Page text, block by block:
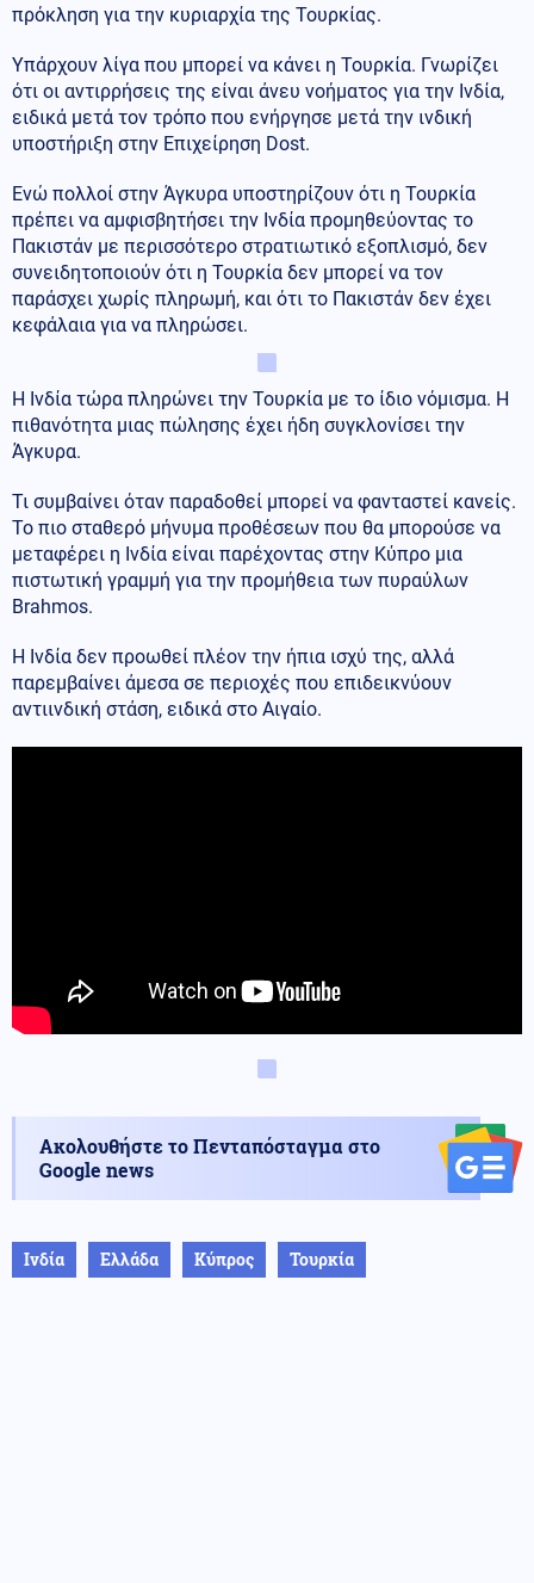
πρόκληση για την κυριαρχία της Τουρκίας.
Υπάρχουν λίγα που μπορεί να κάνει η Τουρκία. Γνωρίζει
ότι οι αντιρρήσεις της είναι άνευ νοήματος για την Ινδία,
ειδικά μετά τον τρόπο που ενήργησε μετά την ινδική
υποστήριξη στην Επιχείρηση Dost.
Ενώ πολλοί στην Άγκυρα υποστηρίζουν ότι η Τουρκία
πρέπει να αμφισβητήσει την Ινδία προμηθεύοντας το
Πακιστάν με περισσότερο στρατιωτικό εξοπλισμό, δεν
συνειδητοποιούν ότι η Τουρκία δεν μπορεί να τον
παράσχει χωρίς πληρωμή, και ότι το Πακιστάν δεν έχει
κεφάλαια για να πληρώσει.
Η Ινδία τώρα πληρώνει την Τουρκία με το ίδιο νόμισμα. Η
πιθανότητα μιας πώλησης έχει ήδη συγκλονίσει την
Άγκυρα.
Τι συμβαίνει όταν παραδοθεί μπορεί να φανταστεί κανείς.
Το πιο σταθερό μήνυμα προθέσεων που θα μπορούσε να
μεταφέρει η Ινδία είναι παρέχοντας στην Κύπρο μια
πιστωτική γραμμή για την προμήθεια των πυραύλων
Brahmos.
Η Ινδία δεν προωθεί πλέον την ήπια ισχύ της, αλλά
παρεμβαίνει άμεσα σε περιοχές που επιδεικνύουν
αντιινδική στάση, ειδικά στο Αιγαίο.
Ακολουθήστε το Πενταπόσταγμα στο
Google news
Ινδία Ελλάδα Κύπρος Τουρκία